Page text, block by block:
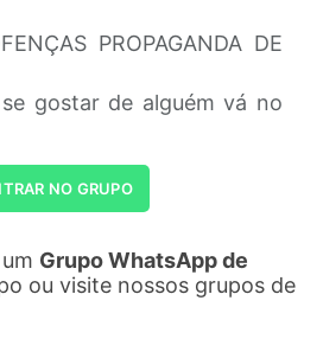
PROPAGANDA DE
gostar de alguém vá no
NO GRUPO
Grupo WhatsApp de
ou visite nossos grupos de